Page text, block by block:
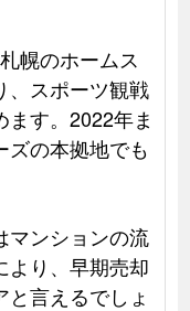
幌のホームス
、スポーツ観戦
す。2022年ま
ズの本拠地でも
マンションの流
より、早期売却
言えるでしょ